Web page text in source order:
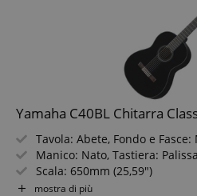
Yamaha C40BL Chitarra
Tavola: Abete, Fondo e
Manico: Nato, Tastiera:
Scala: 650mm (25,59")
Meccaniche: cromate
mostra di più